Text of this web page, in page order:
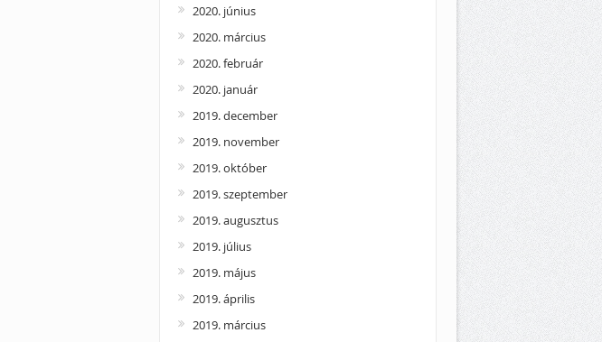
2020. június
2020. március
2020. február
2020. január
2019. december
2019. november
2019. október
2019. szeptember
2019. augusztus
2019. július
2019. május
2019. április
2019. március